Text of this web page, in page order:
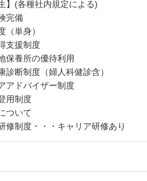
】(各種社内規定による)
完備
（単身）
支援制度
保養所の優待利用
診断制度（婦人科健診含）
アドバイザー制度
用制度
ついて
修制度・・・キャリア研修あり